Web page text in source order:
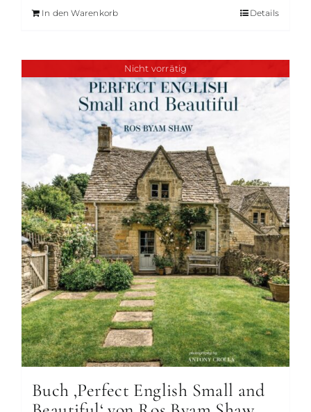
In den Warenkorb Details
Nicht vorrätig
Buch ‚Perfect English Small and